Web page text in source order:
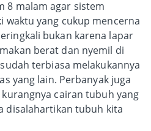
8 malam agar sistem
waktu yang cukup mencerna
bukan karena lapar
berat dan nyemil di
terbiasa melakukannya
yang lain. Perbanyak juga
cairan tubuh yang
disalahartikan tubuh kita